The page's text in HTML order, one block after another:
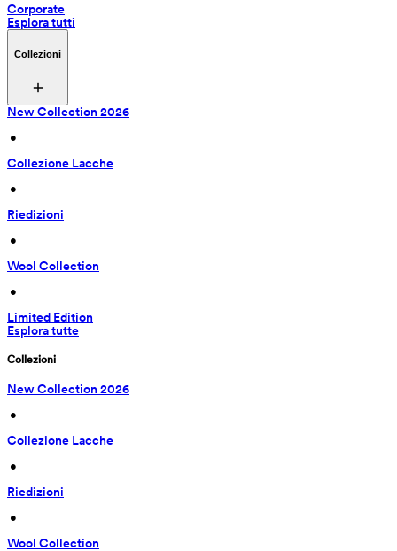
Corporate
Esplora tutti
Collezioni
New Collection 2026
•
Collezione Lacche
•
Riedizioni
•
Wool Collection
•
Limited Edition
Esplora tutte
Collezioni
New Collection 2026
•
Collezione Lacche
•
Riedizioni
•
Wool Collection